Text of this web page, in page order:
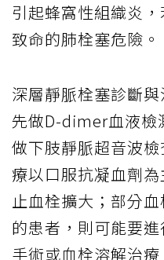
引起蜂窩性組織炎
致命的肺栓塞危險。
深層靜脈栓塞診斷
先做D-dimer血液檢
做下肢靜脈超音波
療以口服抗凝血劑
止血栓擴大；部分
的患者，則可能要
手術或血栓溶解治